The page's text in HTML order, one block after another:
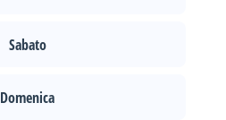
Sabato
Domenica